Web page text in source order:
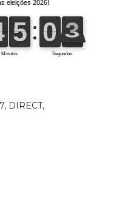
DIRECT,